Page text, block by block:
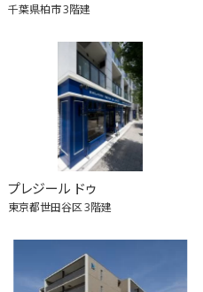
千葉県柏市3階建
プレジール ドゥ
東京都世田谷区3階建